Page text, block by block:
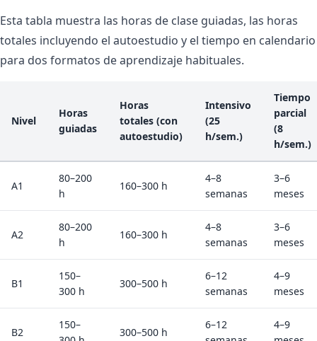
Esta tabla muestra las horas de clase guiadas, las horas
totales incluyendo el autoestudio y el tiempo en calendario
para dos formatos de aprendizaje habituales.
Nivel
Horas
guiadas
Horas
totales (con
autoestudio)
Intensivo
(25
h/sem.)
Tiempo
parcial
(8
h/sem.)
A1
80–200
h
160–300 h
4–8
semanas
3–6
meses
A2
80–200
h
160–300 h
4–8
semanas
3–6
meses
B1
150–
300 h
300–500 h
6–12
semanas
4–9
meses
B2
150–
300–500 h
6–12
4–9